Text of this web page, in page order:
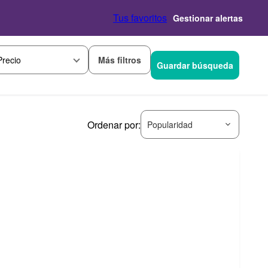
Tus favoritos Gestionar alertas
Más filtros Guardar búsqueda
Ordenar por: Popularidad